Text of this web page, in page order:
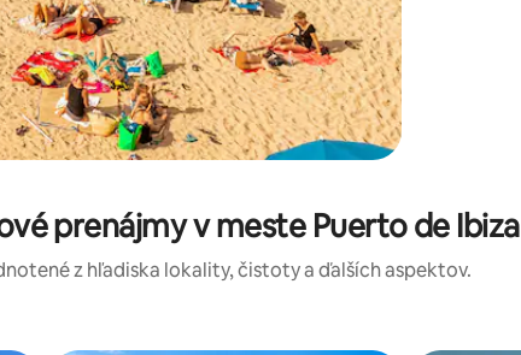
prenájmy v meste Puerto de Ibiza
z hľadiska lokality, čistoty a ďalších aspektov.